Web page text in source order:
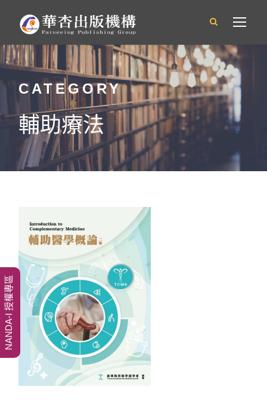
CATEGORY
輔助療法
NANDA-I 授權專區